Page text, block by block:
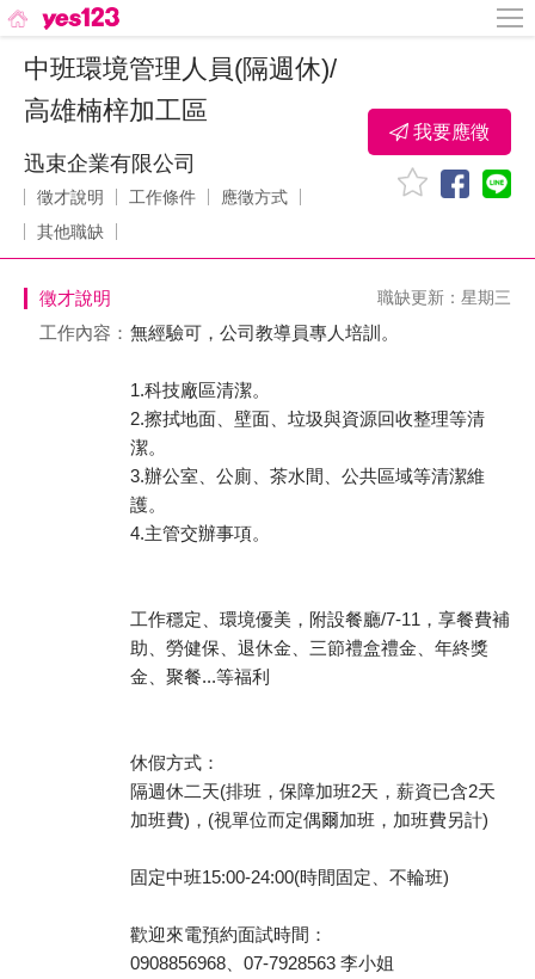
中班環境管理人員(隔週休)/
高雄楠梓加工區
迅束企業有限公司
徵才說明 工作條件
應徵方式
其他職缺
我要應徵
徵才說明 職缺更新：星期三
工作內容： 無經驗可，公司教導員專人培訓。
1.科技廠區清潔。
2.擦拭地面、壁面、垃圾與資源回收整理等清
潔。
3.辦公室、公廁、茶水間、公共區域等清潔維
護。
4.主管交辦事項。
工作穩定、環境優美，附設餐廳/7-11，享餐費補
助、勞健保、退休金、三節禮盒禮金、年終獎
金、聚餐...等福利
休假方式：
隔週休二天(排班，保障加班2天，薪資已含2天
加班費)，(視單位而定偶爾加班，加班費另計)
固定中班15:00-24:00(時間固定、不輪班)
歡迎來電預約面試時間：
0908856968、07-7928563 李小姐